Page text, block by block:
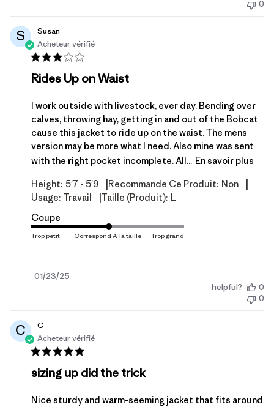
0
S
Susan
Acheteur vérifié
Rides Up on Waist
I work outside with livestock, ever day. Bending over
calves, throwing hay, getting in and out of the Bobcat
cause this jacket to ride up on the waist. The mens
version may be more what I need. Also mine was sent
with the right pocket incomplete. All... En savoir plus
Height: 5'7 - 5'9 Recommande Ce Produit: Non
Usage: Travail Taille (produit): L
Coupe
Date
01/23/25
helpful?
0
0
C
C
Acheteur vérifié
sizing up did the trick
Nice sturdy and warm-seeming jacket that fits around